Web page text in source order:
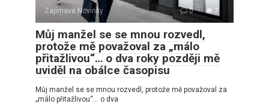
Zajímavé Novinky 0 7
Můj manžel se se mnou rozvedl,
protože mě považoval za „málo
přitažlivou“… o dva roky později mě
uviděl na obálce časopisu
Můj manžel se se mnou rozvedl, protože mě považoval za
„málo přitažlivou“… o dva